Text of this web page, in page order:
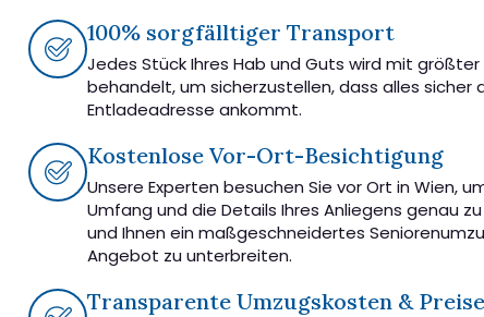
100% sorgfälltiger Transport
Jedes Stück Ihres Hab und Guts wird mit
behandelt, um sicherzustellen, dass alles sicher
Entladeadresse ankommt.
Kostenlose Vor-Ort-Besichtigung
Unsere Experten besuchen Sie vor Ort in Wien,
Umfang und die Details Ihres Anliegens genau
und Ihnen ein maßgeschneidertes
Angebot zu unterbreiten.
Transparente Umzugskosten & Preise